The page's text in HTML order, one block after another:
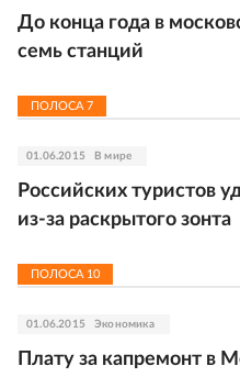
До конца года в
семь станций
ПОЛОСА 7
01.06.2015 В мире
Российских туристов
из-за раскрытого зонта
ПОЛОСА 10
01.06.2015 Экономика
Плату за капремонт в